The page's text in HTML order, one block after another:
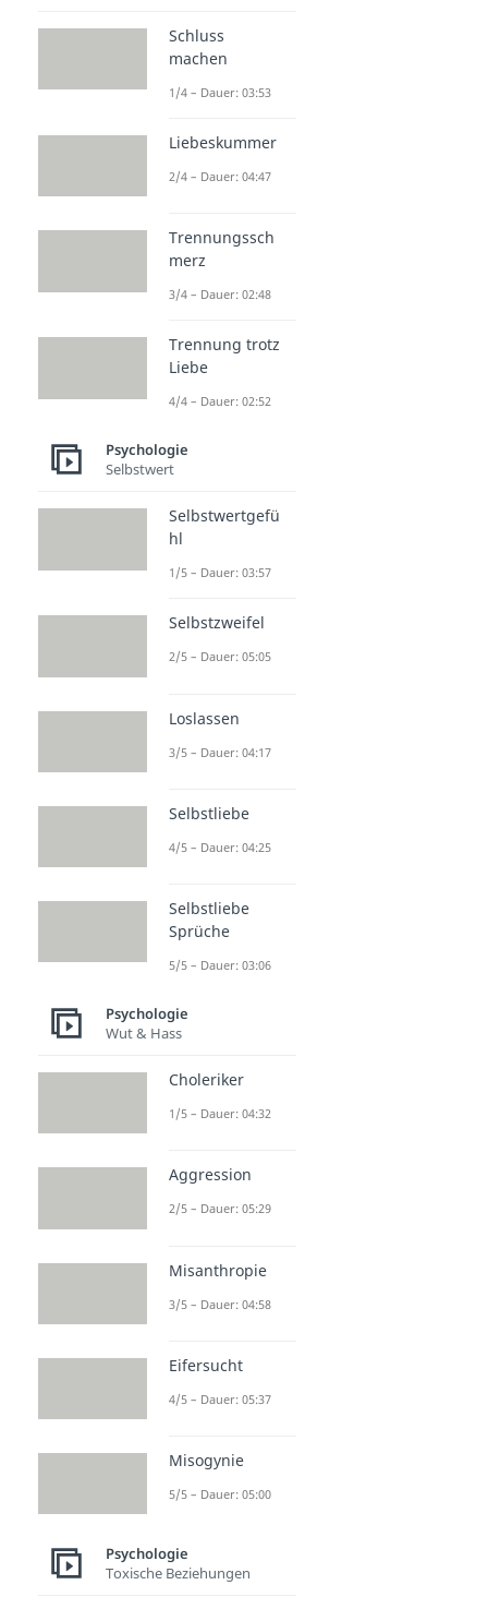
Schluss
machen
1/4 – Dauer: 03:53
Liebeskummer
2/4 – Dauer: 04:47
Trennungssch
merz
3/4 – Dauer: 02:48
Trennung trotz
Liebe
4/4 – Dauer: 02:52
Psychologie
Selbstwert
Selbstwertgefü
hl
1/5 – Dauer: 03:57
Selbstzweifel
2/5 – Dauer: 05:05
Loslassen
3/5 – Dauer: 04:17
Selbstliebe
4/5 – Dauer: 04:25
Selbstliebe
Sprüche
5/5 – Dauer: 03:06
Psychologie
Wut & Hass
Choleriker
1/5 – Dauer: 04:32
Aggression
2/5 – Dauer: 05:29
Misanthropie
3/5 – Dauer: 04:58
Eifersucht
4/5 – Dauer: 05:37
Misogynie
5/5 – Dauer: 05:00
Psychologie
Toxische Beziehungen